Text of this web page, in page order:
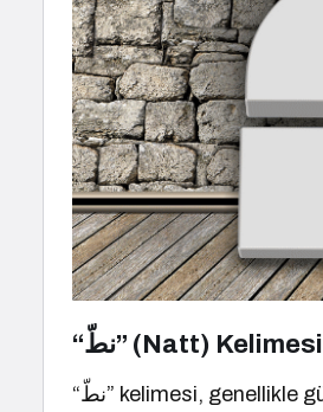
“نطّ” (Natt) Kelimesi
“نطّ” kelimesi, genellikle gündelik konuşmalarda zıplamak ya da sıçramak anlamında kullanılır. Örneğin,